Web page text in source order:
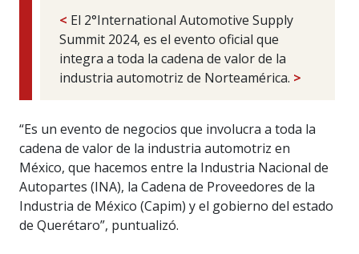
< El 2°International Automotive Supply
Summit 2024, es el evento oficial que
integra a toda la cadena de valor de la
industria automotriz de Norteamérica. >
“Es un evento de negocios que involucra a toda la
cadena de valor de la industria automotriz en
México, que hacemos entre la Industria Nacional de
Autopartes (INA), la Cadena de Proveedores de la
Industria de México (Capim) y el gobierno del estado
de Querétaro”, puntualizó.